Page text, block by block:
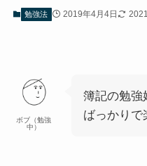
勉強法 2019年4月4日
ボブ（勉強
中）
簿記の勉強
ばっかりで